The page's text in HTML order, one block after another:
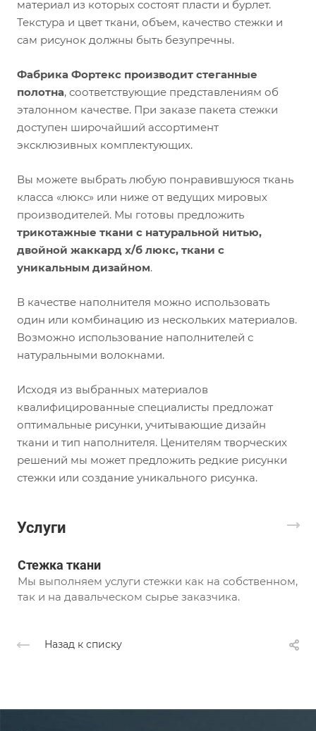
материал из которых состоят пласти и бурлет.
Текстура и цвет ткани, объем, качество стежки и
сам рисунок должны быть безупречны.
Фабрика Фортекс производит стеганные
полотна, соответствующие представлениям об
эталонном качестве. При заказе пакета стежки
доступен широчайший ассортимент
эксклюзивных комплектующих.
Вы можете выбрать любую понравившуюся ткань
класса «люкс» или ниже от ведущих мировых
производителей. Мы готовы предложить
трикотажные ткани с натуральной нитью,
двойной жаккард х/б люкс, ткани с
уникальным дизайном.
В качестве наполнителя можно использовать
один или комбинацию из нескольких материалов.
Возможно использование наполнителей с
натуральными волокнами.
Исходя из выбранных материалов
квалифицированные специалисты предложат
оптимальные рисунки, учитывающие дизайн
ткани и тип наполнителя. Ценителям творческих
решений мы может предложить редкие рисунки
стежки или создание уникального рисунка.
Услуги
Стежка ткани
Мы выполняем услуги стежки как на собственном,
так и на давальческом сырье заказчика.
Назад к списку